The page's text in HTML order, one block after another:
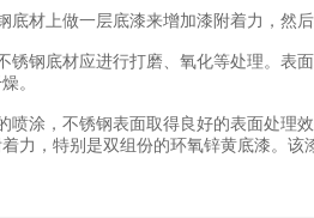
材上做一层底漆来增加漆附着力，然后
钢底材应进行打磨、氧化等处理。表面
。
涂，不锈钢表面取得良好的表面处理效
力，特别是双组份的环氧锌黄底漆。该